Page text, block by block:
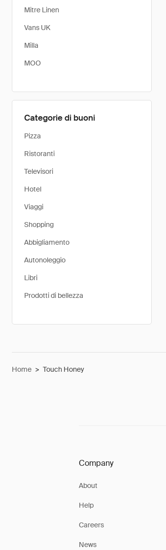
Mitre Linen
Vans UK
Milla
MOO
Categorie di buoni
Pizza
Ristoranti
Televisori
Hotel
Viaggi
Shopping
Abbigliamento
Autonoleggio
Libri
Prodotti di bellezza
Home > Touch Honey
Company
About
Help
Careers
News